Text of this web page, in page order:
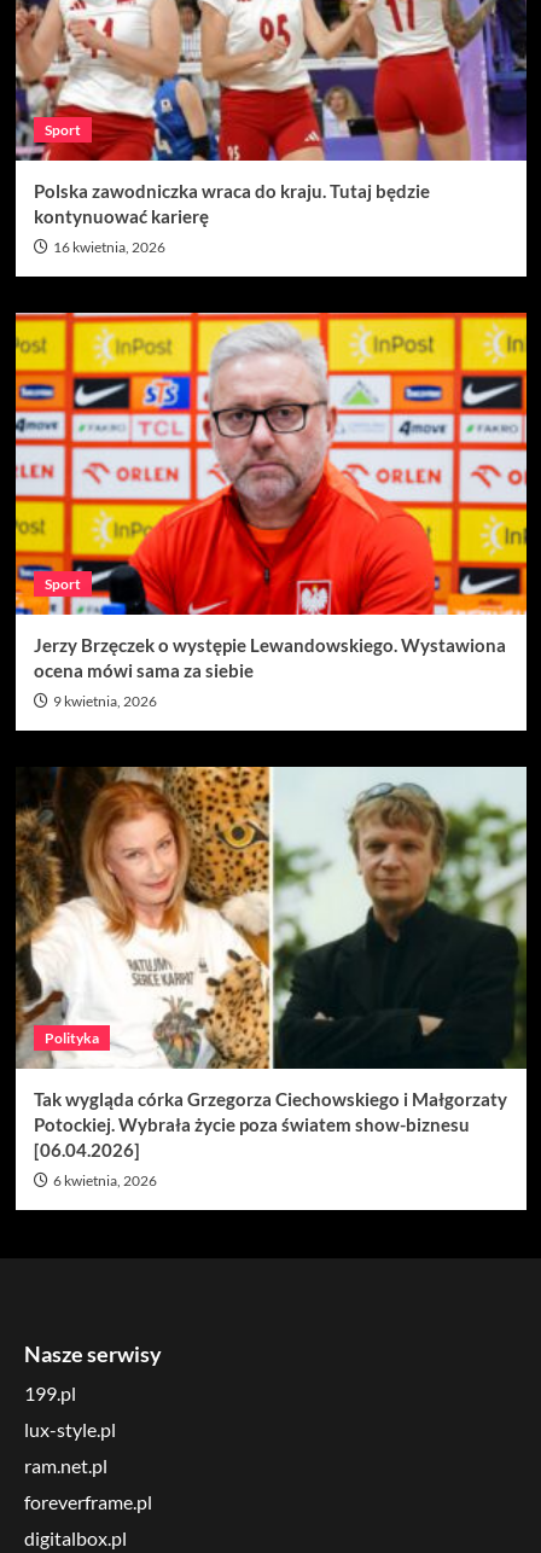
Sport
Polska zawodniczka wraca do kraju. Tutaj będzie
kontynuować karierę
16 kwietnia, 2026
Sport
Jerzy Brzęczek o występie Lewandowskiego. Wystawiona
ocena mówi sama za siebie
9 kwietnia, 2026
Polityka
Tak wygląda córka Grzegorza Ciechowskiego i Małgorzaty
Potockiej. Wybrała życie poza światem show-biznesu
[06.04.2026]
6 kwietnia, 2026
Nasze serwisy
199.pl
lux-style.pl
ram.net.pl
foreverframe.pl
digitalbox.pl